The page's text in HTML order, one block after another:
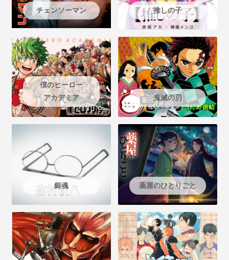
チェンソーマン 推しの子
僕のヒーロー
アカデミア
鬼滅の刃
銀魂 薬屋のひとりごと